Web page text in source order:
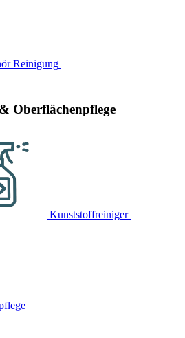
Reinigung
Oberflächenpflege
Kunststoffreiniger